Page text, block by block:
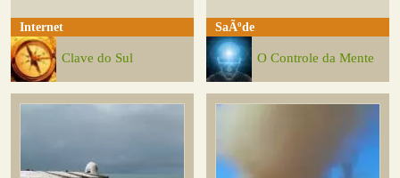
Internet
Clave do Sul
SaÃºde
O Controle da Mente